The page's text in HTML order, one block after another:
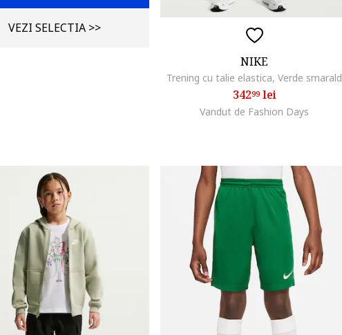
VEZI SELECTIA >>
NIKE
Trening cu talie elastica, Verde smarald
34299lei
Vandut de Fashion Days